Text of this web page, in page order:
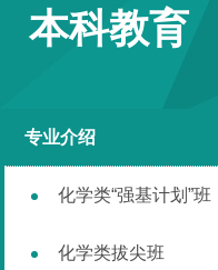
本科教育
专业介绍
化学类“强基计划”班
化学类拔尖班